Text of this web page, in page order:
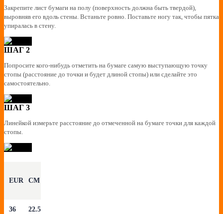
Закрепите лист бумаги на полу (поверхность должна быть твердой),
выровняв его вдоль стены. Встаньте ровно. Поставьте ногу так, чтобы пятка
упиралась в стену.
EUR CM
36 22.5
ШАГ 2
Попросите кого-нибудь отметить на бумаге самую выступающую точку
стопы (расстояние до точки и будет длиной стопы) или сделайте это
самостоятельно.
ШАГ 3
Линейкой измерьте расстояние до отмеченной на бумаге точки для каждой
стопы.